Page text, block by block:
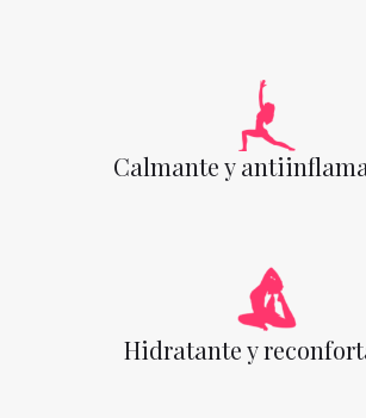
Calmante y
Hidratante y